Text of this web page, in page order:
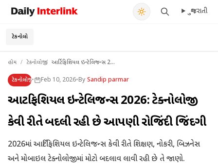
Daily Interlink - Your trusted source for latest news
ગુજરાતી
ટેકનોલોજી
હોમ / ટેકનોલોજી / આર્ટિફિશિયલ ઇન્ટેલિજન્સ 2...
ટેકનોલોજી • Feb 10, 2026•By Sandip parmar
આર્ટિફિશિયલ ઇન્ટેલિજન્સ 2026: ટેક્નોલોજી
કેવી રીતે બદલી રહી છે આપણી રોજિંદી જિંદગી
2026માં આર્ટિફિશિયલ ઇન્ટેલિજન્સ કેવી રીતે શિક્ષણ, નોકરી, બિઝનેસ
અને મોબાઇલ ટેક્નોલોજીમાં મોટો બદલાવ લાવી રહી છે તે જાણો.